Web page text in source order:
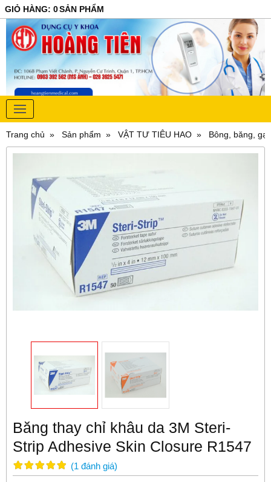
GIỎ HÀNG: 0SẢN PHẨM
Trang chủ Sản phẩm VẬT TƯ TIÊU HAO Bông, băng, gạc
Băng thay chỉ khâu da 3M Steri-
Strip Adhesive Skin Closure R1547
(1 đánh giá)